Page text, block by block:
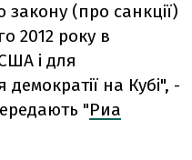
(про санкції)
2012 року в
і для
на Кубі", -
"Риа